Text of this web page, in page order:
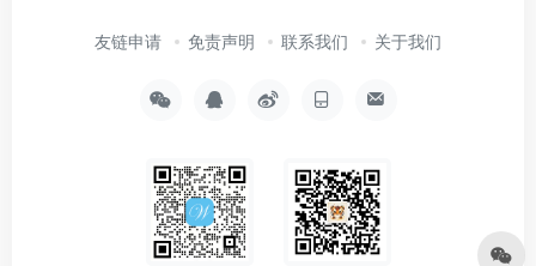
友链申请 免责声明 联系我们 关于我们